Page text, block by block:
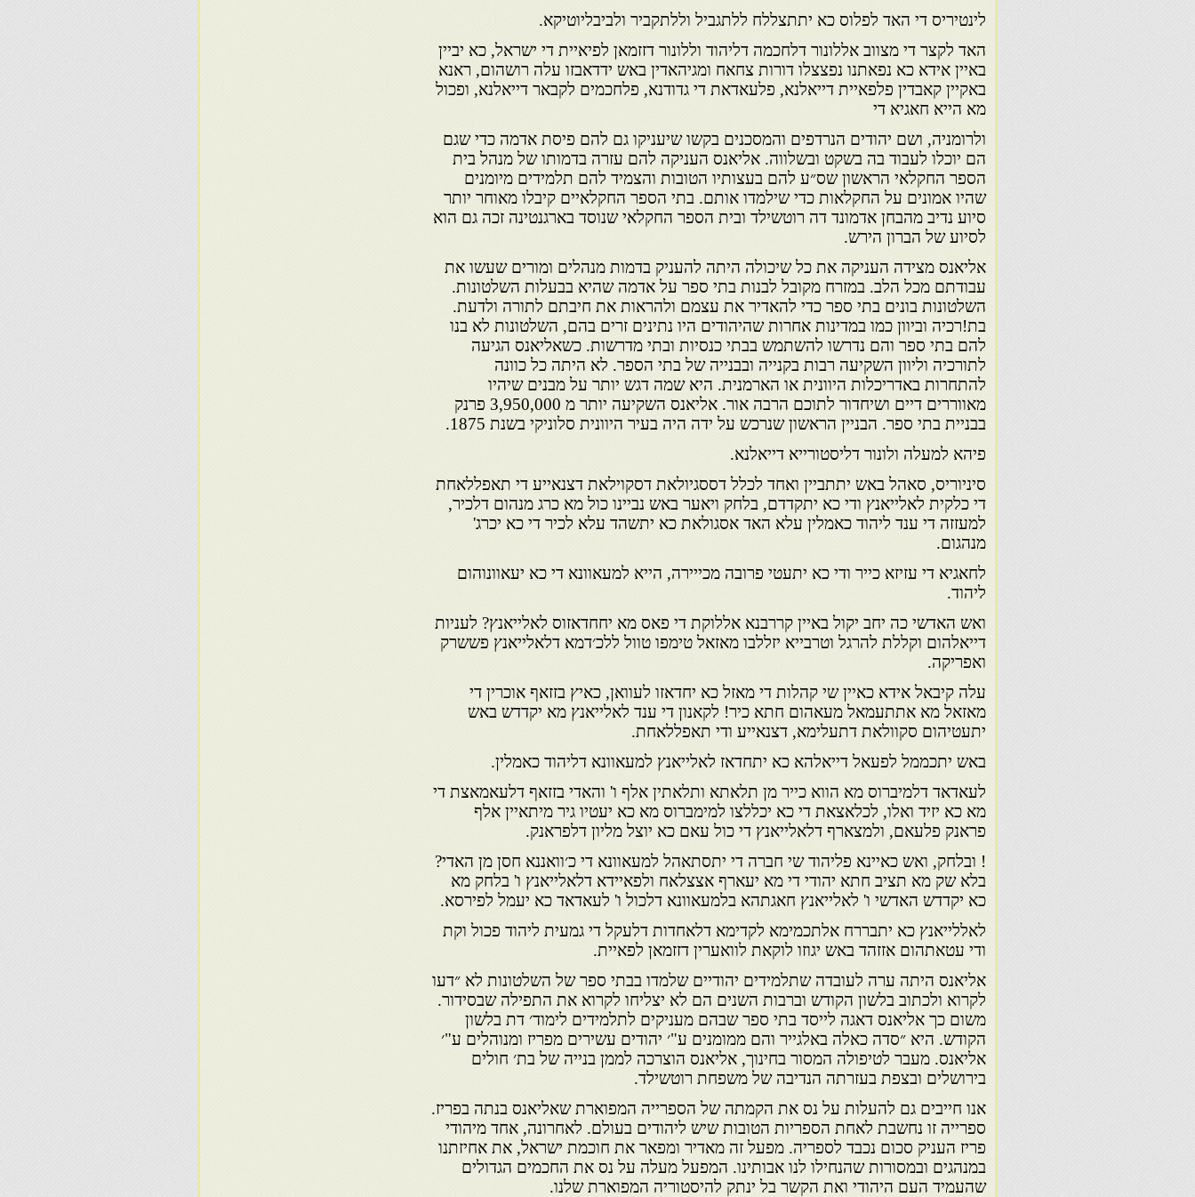
לינטיריס די האד לפלוס כא יתתצללח ללתגביל וללתקביר ולביבליוטיקא.
האד לקצר די מצווב אללונור דלחכמה דליהוד וללונור דזזמאן לפיאיית די ישראל, כא יביין
באיין אידא כא נפאתנו נפצצלו דורות צחאח ומגיהאדין באש ידדאבזו עלה רושהום, ראנא
באקיין קאבדין פלפאיית דייאלנא, פלעאדאת די גדודנא, פלחכמים לקבאר דייאלנא, ופכול
מא הייא חאגיא די
ולרומניה, ושם יהודים הנרדפים והמסכנים בקשו שיעניקו גם להם פיסת אדמה כדי שגם
הם יוכלו לעבוד בה בשקט ובשלווה. אליאנס העניקה להם עזרה בדמותו של מנהל בית
הספר החקלאי הראשון שס״ע להם בעצותיו הטובות והצמיד להם תלמידים מיומנים
שהיו אמונים על החקלאות כדי שילמדו אותם. בתי הספר החקלאיים קיבלו מאוחר יותר
סיוע נדיב מהבחן אדמונד דה רוטשילד ובית הספר החקלאי שנוסד בארגנטינה זכה גם הוא
לסיוע של הברון הירש.
אליאנס מצידה העניקה את כל שיכולה היתה להעניק בדמות מנהלים ומורים שעשו את
עבודתם מכל הלב. במזרח מקובל לבנות בתי ספר על אדמה שהיא בבעלות השלטונות.
השלטונות בונים בתי ספר כדי להאדיר את עצמם ולהראות את חיבתם לתורה ולדעת.
בת!רכיה וביוון כמו במדינות אחרות שהיהודים היו נתינים זרים בהם, השלטונות לא בנו
להם בתי ספר והם נדרשו להשתמש בבתי כנסיות ובתי מדרשות. כשאליאנס הגיעה
לתורכיה וליוון השקיעה רבות בקנייה ובבנייה של בתי הספר. לא היתה כל כוונה
להתחרות באדריכלות היוונית או הארמנית. היא שמה דגש יותר על מבנים שיהיו
מאווררים דיים ושיחדור לתוכם הרבה אור. אליאנס השקיעה יותר מ 3,950,000 פרנק
בבניית בתי ספר. הבניין הראשון שנרכש על ידה היה בעיר היוונית סלוניקי בשנת 1875.
פיהא למעלה ולונור דליסטורייא דייאלנא.
סיניוריס, סאהל באש יתתביין ואחד לכלל דססגיולאת דסקוילאת דצנאייע די תאפללאחת
די כלקית לאלייאנץ ודי כא יתקדדם, בלחק ויאער באש נביינו כול מא כרג מנהום דלכיר,
למעזזה די ענד ליהוד כאמלין עלא האד אסגולאת כא יתשהד עלא לכיר די כא יכרג'
מנהגום.
לחאגיא די עזיזא כייר ודי כא יתעטי פרובה מכייירה, הייא למעאוונא די כא יעאוונוהום
ליהוד.
ואש האדשי כה יחב יקול באיין קררבנא אללוקת די פאס מא יחחדאזוס לאלייאנץ? לעניות
דייאלהום וקללת להרגל וטרבייא יזללבו מאזאל טימפו טוול ללכ׳דמא דלאלייאנץ פששרק
ואפריקה.
עלה קיבאל אידא כאיין שי קהלות די מאזל כא יחדאזו לעוואן, כאיץ בזזאף אוכרין די
מאזאל מא אתתעמאל מעאהום חתא כיר! לקאנון די ענד לאלייאנץ מא יקדדש באש
יתעטיהום סקוולאת דתעלימא, דצנאייע ודי תאפללאחת.
באש יתכממל לפעאל דייאלהא כא יתחדאז לאלייאנץ למעאוונא דליהוד כאמלין.
לעאדאד דלמיברוס מא הווא כייר מן תלאתא ותלאתין אלף ו' והאדי בזזאף דלעאמאצת די
מא כא יזיד ואלו, לכלאצאת די כא יכללצו למימברוס מא כא יעטיו גיר מיתאיין אלף
פראנק פלעאם, ולמצארף דלאלייאנץ די כול עאם כא יוצל מליון דלפראנק.
! ובלחק, ואש כאיינא פליהוד שי חברה די יתסתאהל למעאוונא די כ׳וואננא חסן מן האדי?
בלא שק מא תציב חתא יהודי די מא יעארף אצצלאח ולפאיידא דלאלייאנץ ו' בלחק מא
כא יקדדש האדשי ו' לאלייאנץ חאגתהא בלמעאוונא דלכול ו' לעאדאד כא יעמל לפירסא.
לאללייאנץ כא יתבררח אלתכמימא לקדימא דלאחדות דלעקל די גמעית ליהוד פכול וקת
ודי עטאתהום אזזהד באש יגוזו לוקאת לוואערין דזזמאן לפאיית.
אליאנס היתה ערה לעובדה שתלמידים יהודיים שלמדו בבתי ספר של השלטונות לא ״דעו
לקרוא ולכתוב בלשון הקודש וברבות השנים הם לא יצליחו לקרוא את התפילה שבסידור.
משום כך אליאנס דאגה לייסד בתי ספר שבהם מעניקים לתלמידים לימוד׳ דת בלשון
הקודש. היא ״סדה כאלה באלגייר והם ממומנים ע"׳ יהודים עשירים מפריז ומנוהלים ע"׳
אליאנס. מעבר לטיפולה המסור בחינוך, אליאנס הוצרכה לממן בנייה של בת׳ חולים
בירושלים ובצפת בעזרתה הנדיבה של משפחת רוטשילד.
אנו חייבים גם להעלות על נס את הקמתה של הספרייה המפוארת שאליאנס בנתה בפריז.
ספרייה זו נחשבת לאחת הספריות הטובות שיש ליהודים בעולם. לאחרונה, אחד מיהודי
פריז העניק סכום נכבד לספריה. מפעל זה מאדיר ומפאר את חוכמת ישראל, את אחיזתנו
במנהגים ובמסורות שהנחילו לנו אבותינו. המפעל מעלה על נס את החכמים הגדולים
שהעמיד העם היהודי ואת הקשר בל ינתק להיסטוריה המפוארת שלנו.